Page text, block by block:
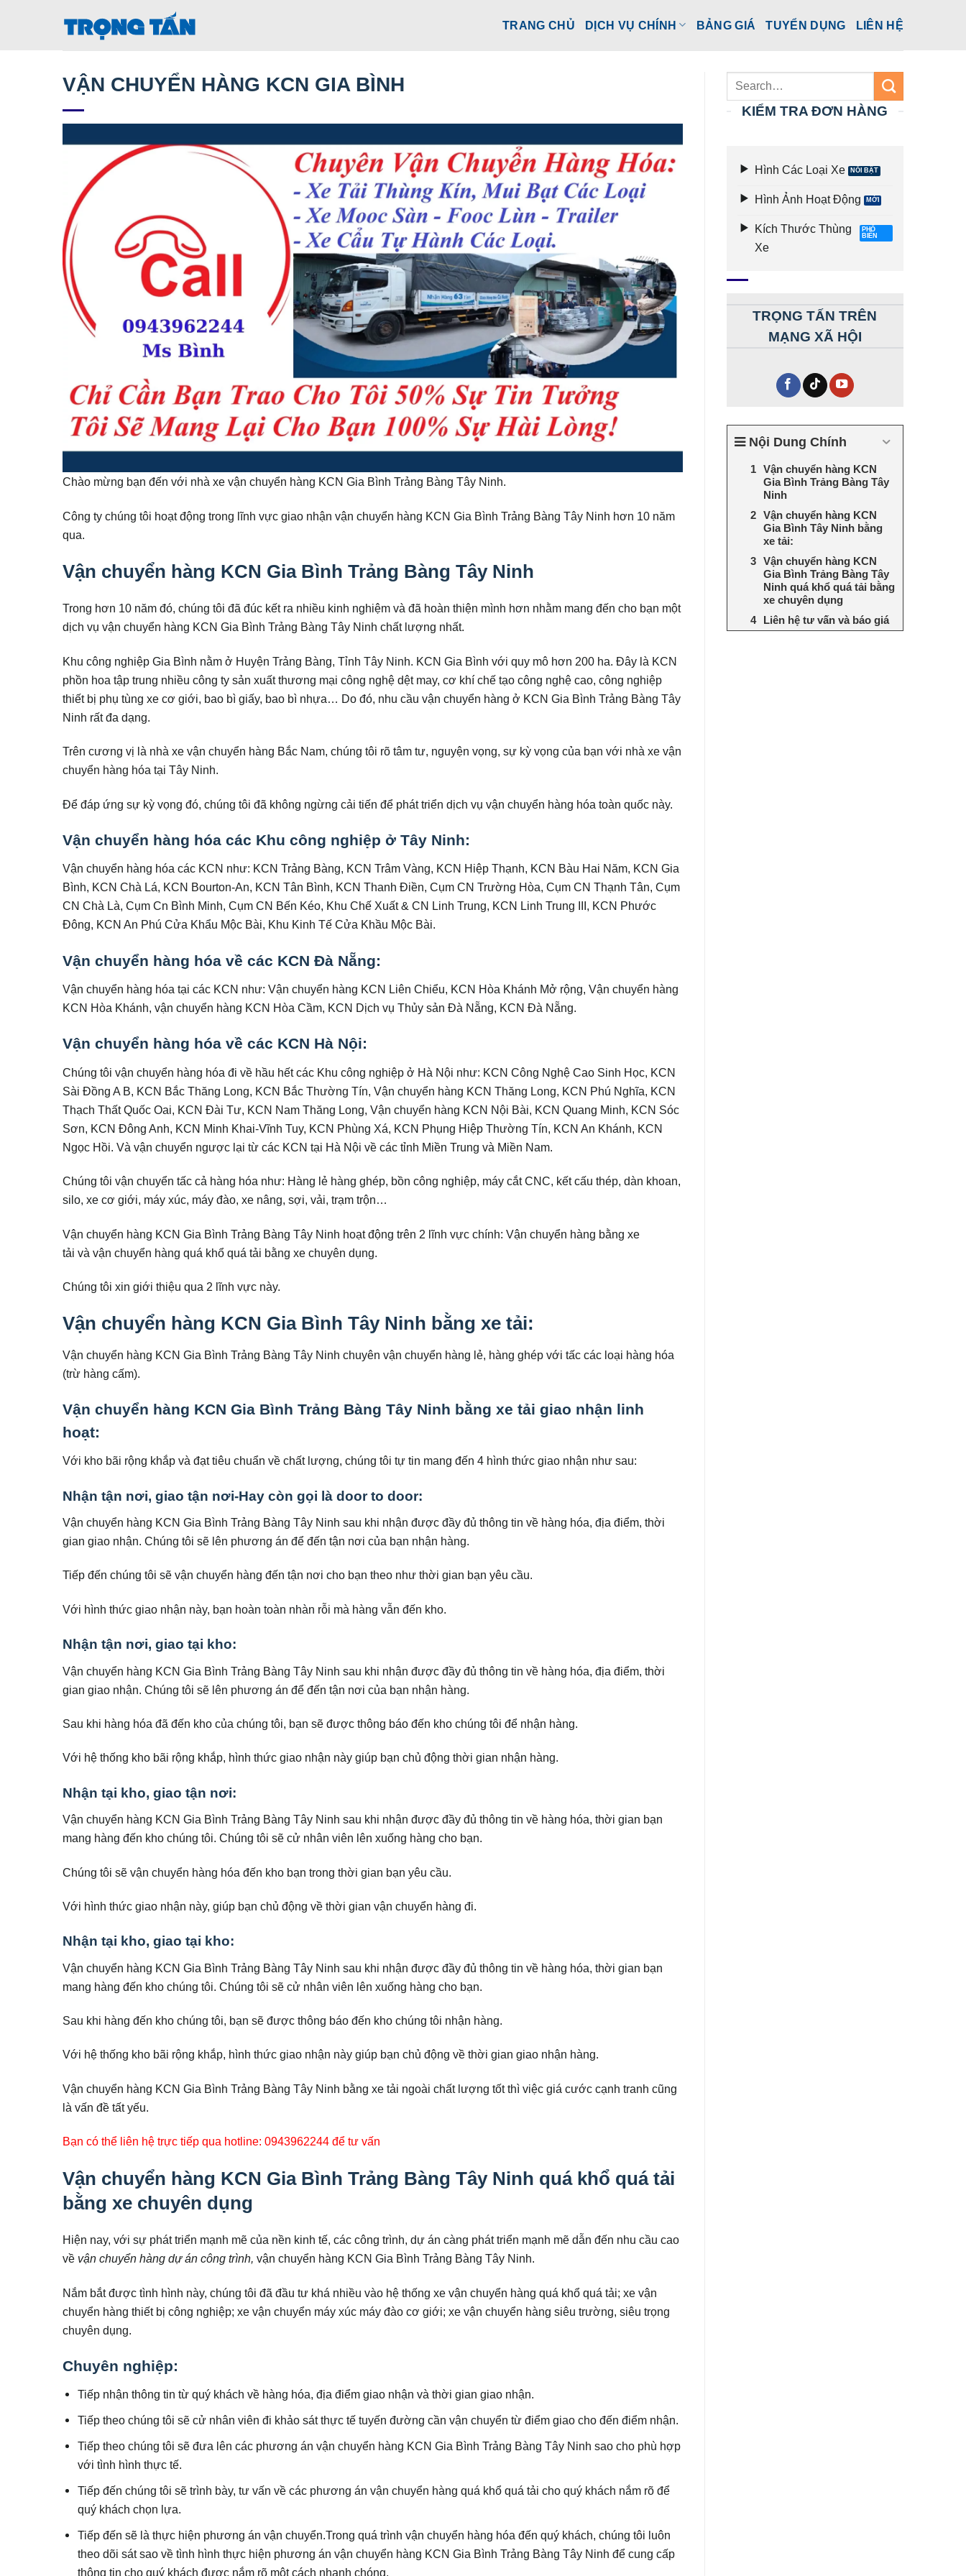
TRANG CHỦ DỊCH VỤ CHÍNH BẢNG GIÁ TUYỂN DỤNG LIÊN HỆ
VẬN CHUYỂN HÀNG KCN GIA BÌNH
Chào mừng bạn đến với nhà xe vận chuyển hàng KCN Gia Bình Trảng Bàng Tây Ninh.
Công ty chúng tôi hoạt động trong lĩnh vực giao nhận vận chuyển hàng KCN Gia Bình Trảng Bàng Tây Ninh hơn 10 năm
qua.
Vận chuyển hàng KCN Gia Bình Trảng Bàng Tây Ninh
Trong hơn 10 năm đó, chúng tôi đã đúc kết ra nhiều kinh nghiệm và đã hoàn thiện mình hơn nhằm mang đến cho bạn một
dịch vụ vận chuyển hàng KCN Gia Bình Trảng Bàng Tây Ninh chất lượng nhất.
Khu công nghiệp Gia Bình nằm ở Huyện Trảng Bàng, Tỉnh Tây Ninh. KCN Gia Bình với quy mô hơn 200 ha. Đây là KCN
phồn hoa tập trung nhiều công ty sản xuất thương mại công nghệ dệt may, cơ khí chế tạo công nghệ cao, công nghiệp
thiết bị phụ tùng xe cơ giới, bao bì giấy, bao bì nhựa… Do đó, nhu cầu vận chuyển hàng ở KCN Gia Bình Trảng Bàng Tây
Ninh rất đa dạng.
Trên cương vị là nhà xe vận chuyển hàng Bắc Nam, chúng tôi rõ tâm tư, nguyện vọng, sự kỳ vọng của bạn với nhà xe vận
chuyển hàng hóa tại Tây Ninh.
Để đáp ứng sự kỳ vọng đó, chúng tôi đã không ngừng cải tiến để phát triển dịch vụ vận chuyển hàng hóa toàn quốc này.
Vận chuyển hàng hóa các Khu công nghiệp ở Tây Ninh:
Vận chuyển hàng hóa các KCN như: KCN Trảng Bàng, KCN Trâm Vàng, KCN Hiệp Thạnh, KCN Bàu Hai Năm, KCN Gia
Bình, KCN Chà Lá, KCN Bourton-An, KCN Tân Bình, KCN Thanh Điền, Cụm CN Trường Hòa, Cụm CN Thạnh Tân, Cụm
CN Chà Là, Cụm Cn Bình Minh, Cụm CN Bến Kéo, Khu Chế Xuất & CN Linh Trung, KCN Linh Trung III, KCN Phước
Đông, KCN An Phú Cửa Khẩu Mộc Bài, Khu Kinh Tế Cửa Khầu Mộc Bài.
Vận chuyển hàng hóa về các KCN Đà Nẵng:
Vận chuyển hàng hóa tại các KCN như: Vận chuyển hàng KCN Liên Chiểu, KCN Hòa Khánh Mở rộng, Vận chuyển hàng
KCN Hòa Khánh, vận chuyển hàng KCN Hòa Cầm, KCN Dịch vụ Thủy sản Đà Nẵng, KCN Đà Nẵng.
Vận chuyển hàng hóa về các KCN Hà Nội:
Chúng tôi vận chuyển hàng hóa đi về hầu hết các Khu công nghiệp ở Hà Nội như: KCN Công Nghệ Cao Sinh Học, KCN
Sài Đồng A B, KCN Bắc Thăng Long, KCN Bắc Thường Tín, Vận chuyển hàng KCN Thăng Long, KCN Phú Nghĩa, KCN
Thạch Thất Quốc Oai, KCN Đài Tư, KCN Nam Thăng Long, Vận chuyển hàng KCN Nội Bài, KCN Quang Minh, KCN Sóc
Sơn, KCN Đông Anh, KCN Minh Khai-Vĩnh Tuy, KCN Phùng Xá, KCN Phụng Hiệp Thường Tín, KCN An Khánh, KCN
Ngọc Hồi. Và vận chuyển ngược lại từ các KCN tại Hà Nội về các tỉnh Miền Trung và Miền Nam.
Chúng tôi vận chuyển tấc cả hàng hóa như: Hàng lẻ hàng ghép, bồn công nghiệp, máy cắt CNC, kết cấu thép, dàn khoan,
silo, xe cơ giới, máy xúc, máy đào, xe nâng, sợi, vải, trạm trộn…
Vận chuyển hàng KCN Gia Bình Trảng Bàng Tây Ninh hoạt động trên 2 lĩnh vực chính: Vận chuyển hàng bằng xe
tải và vận chuyển hàng quá khổ quá tải bằng xe chuyên dụng.
Chúng tôi xin giới thiệu qua 2 lĩnh vực này.
Vận chuyển hàng KCN Gia Bình Tây Ninh bằng xe tải:
Vận chuyển hàng KCN Gia Bình Trảng Bàng Tây Ninh chuyên vận chuyển hàng lẻ, hàng ghép với tấc các loại hàng hóa
(trừ hàng cấm).
Vận chuyển hàng KCN Gia Bình Trảng Bàng Tây Ninh bằng xe tải giao nhận linh
hoạt:
Với kho bãi rộng khắp và đạt tiêu chuẩn về chất lượng, chúng tôi tự tin mang đến 4 hình thức giao nhận như sau:
Nhận tận nơi, giao tận nơi-Hay còn gọi là door to door:
Vận chuyển hàng KCN Gia Bình Trảng Bàng Tây Ninh sau khi nhận được đầy đủ thông tin về hàng hóa, địa điểm, thời
gian giao nhận. Chúng tôi sẽ lên phương án để đến tận nơi của bạn nhận hàng.
Tiếp đến chúng tôi sẽ vận chuyển hàng đến tận nơi cho bạn theo như thời gian bạn yêu cầu.
Với hình thức giao nhận này, bạn hoàn toàn nhàn rỗi mà hàng vẫn đến kho.
Nhận tận nơi, giao tại kho:
Vận chuyển hàng KCN Gia Bình Trảng Bàng Tây Ninh sau khi nhận được đầy đủ thông tin về hàng hóa, địa điểm, thời
gian giao nhận. Chúng tôi sẽ lên phương án để đến tận nơi của bạn nhận hàng.
Sau khi hàng hóa đã đến kho của chúng tôi, bạn sẽ được thông báo đến kho chúng tôi để nhận hàng.
Với hệ thống kho bãi rộng khắp, hình thức giao nhận này giúp bạn chủ động thời gian nhận hàng.
Nhận tại kho, giao tận nơi:
Vận chuyển hàng KCN Gia Bình Trảng Bàng Tây Ninh sau khi nhận được đầy đủ thông tin về hàng hóa, thời gian bạn
mang hàng đến kho chúng tôi. Chúng tôi sẽ cử nhân viên lên xuống hàng cho bạn.
Chúng tôi sẽ vận chuyển hàng hóa đến kho bạn trong thời gian bạn yêu cầu.
Với hình thức giao nhận này, giúp bạn chủ động về thời gian vận chuyển hàng đi.
Nhận tại kho, giao tại kho:
Vận chuyển hàng KCN Gia Bình Trảng Bàng Tây Ninh sau khi nhận được đầy đủ thông tin về hàng hóa, thời gian bạn
mang hàng đến kho chúng tôi. Chúng tôi sẽ cử nhân viên lên xuống hàng cho bạn.
Sau khi hàng đến kho chúng tôi, bạn sẽ được thông báo đến kho chúng tôi nhận hàng.
Với hệ thống kho bãi rộng khắp, hình thức giao nhận này giúp bạn chủ động về thời gian giao nhận hàng.
Vận chuyển hàng KCN Gia Bình Trảng Bàng Tây Ninh bằng xe tải ngoài chất lượng tốt thì việc giá cước cạnh tranh cũng
là vấn đề tất yếu.
Bạn có thể liên hệ trực tiếp qua hotline: 0943962244 để tư vấn
Vận chuyển hàng KCN Gia Bình Trảng Bàng Tây Ninh quá khổ quá tải
bằng xe chuyên dụng
Hiện nay, với sự phát triển mạnh mẽ của nền kinh tế, các công trình, dự án càng phát triển mạnh mẽ dẫn đến nhu cầu cao
về vận chuyển hàng dự án công trình, vận chuyển hàng KCN Gia Bình Trảng Bàng Tây Ninh.
Nắm bắt được tình hình này, chúng tôi đã đầu tư khá nhiều vào hệ thống xe vận chuyển hàng quá khổ quá tải; xe vận
chuyển hàng thiết bị công nghiệp; xe vận chuyển máy xúc máy đào cơ giới; xe vận chuyển hàng siêu trường, siêu trọng
chuyên dụng.
Chuyên nghiệp:
Tiếp nhận thông tin từ quý khách về hàng hóa, địa điểm giao nhận và thời gian giao nhận.
Tiếp theo chúng tôi sẽ cử nhân viên đi khảo sát thực tế tuyến đường cần vận chuyển từ điểm giao cho đến điểm nhận.
Tiếp theo chúng tôi sẽ đưa lên các phương án vận chuyển hàng KCN Gia Bình Trảng Bàng Tây Ninh sao cho phù hợp
với tình hình thực tế.
Tiếp đến chúng tôi sẽ trình bày, tư vấn về các phương án vận chuyển hàng quá khổ quá tải cho quý khách nắm rõ để
quý khách chọn lựa.
Tiếp đến sẽ là thực hiện phương án vận chuyển.Trong quá trình vận chuyển hàng hóa đến quý khách, chúng tôi luôn
theo dõi sát sao về tình hình thực hiện phương án vận chuyển hàng KCN Gia Bình Trảng Bàng Tây Ninh để cung cấp
thông tin cho quý khách được nắm rõ một cách nhanh chóng.
KIỂM TRA ĐƠN HÀNG
Hình Các Loại Xe
Hình Ảnh Hoạt Động
Kích Thước Thùng
Xe
TRỌNG TẤN TRÊN
MẠNG XÃ HỘI
Nội Dung Chính
Vận chuyển hàng KCN
Gia Bình Trảng Bàng Tây
Ninh
Vận chuyển hàng KCN
Gia Bình Tây Ninh bằng
xe tải:
Vận chuyển hàng KCN
Gia Bình Trảng Bàng Tây
Ninh quá khổ quá tải bằng
xe chuyên dụng
Liên hệ tư vấn và báo giá